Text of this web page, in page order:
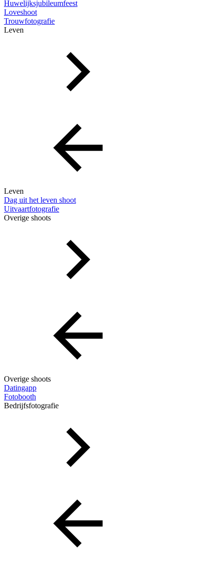
Huwelijksjubileumfeest
Loveshoot
Trouwfotografie
Leven
Leven
Dag uit het leven shoot
Uitvaartfotografie
Overige shoots
Overige shoots
Datingapp
Fotobooth
Bedrijfsfotografie